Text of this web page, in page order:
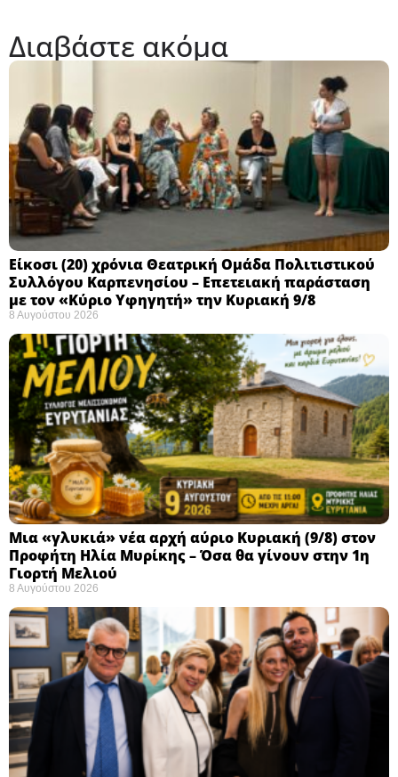
Διαβάστε ακόμα
Eίκοσι (20) χρόνια Θεατρική Ομάδα Πολιτιστικού
Συλλόγου Καρπενησίου – Επετειακή παράσταση
με τον «Κύριο Υφηγητή» την Κυριακή 9/8
8 Αυγούστου 2026
Μια «γλυκιά» νέα αρχή αύριο Κυριακή (9/8) στον
Προφήτη Ηλία Μυρίκης – Όσα θα γίνουν στην 1η
Γιορτή Μελιού
8 Αυγούστου 2026